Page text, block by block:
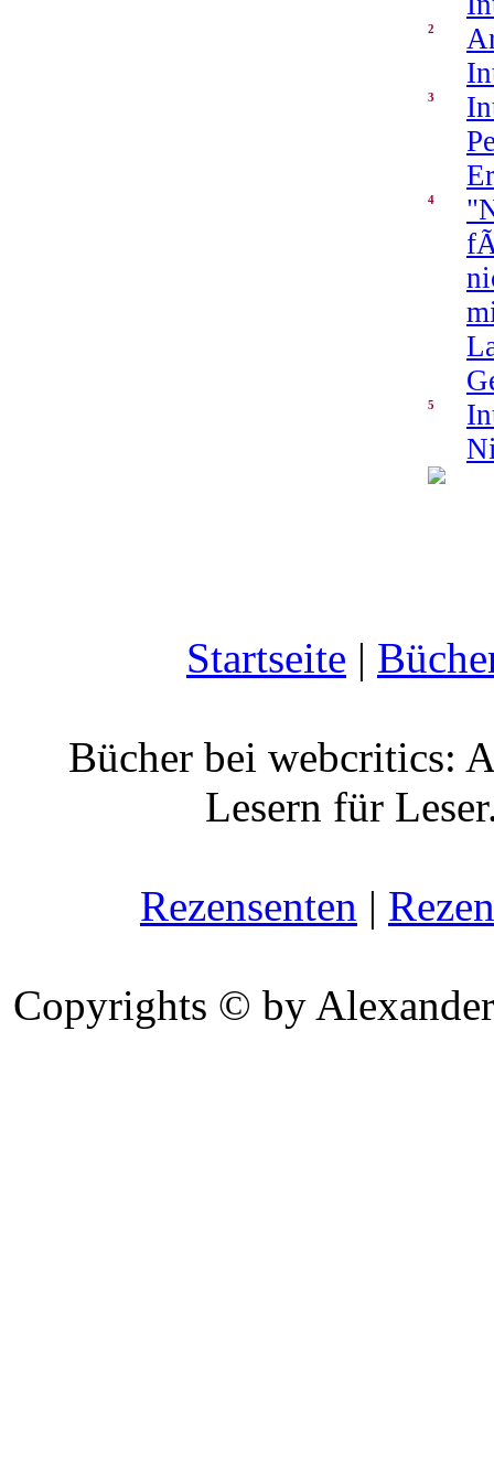
2
3
4
5
Startseite |
Bücher bei webcritics:
Lesern für
Rezensenten |
Copyrights © by